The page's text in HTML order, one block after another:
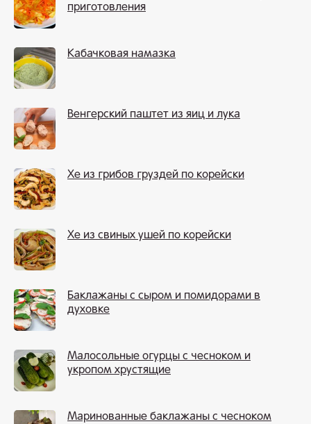
приготовления
Кабачковая намазка
Венгерский паштет из яиц и лука
Хе из грибов груздей по корейски
Хе из свиных ушей по корейски
Баклажаны с сыром и помидорами в
духовке
Малосольные огурцы с чесноком и
укропом хрустящие
Маринованные баклажаны с чесноком